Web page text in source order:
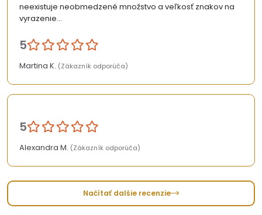
neexistuje neobmedzené množstvo a veľkosť znakov na
vyrazenie...
5
Martina K. (Zákazník odporúča)
5
Alexandra M. (Zákazník odporúča)
Načítať dalšie recenzie